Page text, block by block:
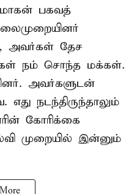
பகவத்
அவர்கள் தேச
நம் சொந்த மக்கள்.
அவர்களுடன்
நடந்திருந்தாலும்
கோரிக்கை
முறையில் இன்னும்